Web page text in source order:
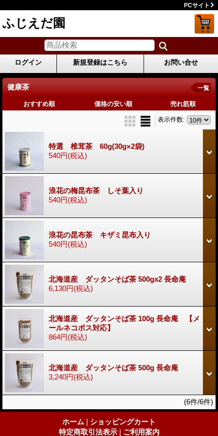
PCサイト
ふじえだ園
ログイン 新規登録はこちら お問い合せ
健康茶 一覧
おすすめ順 価格の安い順 売れ筋順
表示件数:
特選 椎茸茶 60g(30g×2袋)
540円(税込)
浪花の梅昆布茶 しそ葉入り
540円(税込)
浪花の昆布茶 キザミ昆布入り
540円(税込)
北海道産 ダッタンそば茶 500gx2 長命庵
6,130円(税込)
北海道産 ダッタンそば茶 100g 長命庵 【メ
ールネコポス対応】
864円(税込)
北海道産 ダッタンそば茶 500g 長命庵
3,240円(税込)
(6件/6件)
ホーム | ショッピングカート
特定商取引法表示 | ご利用案内